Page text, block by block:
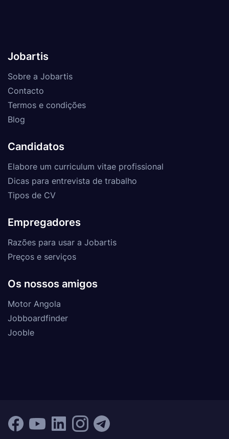
Jobartis
Sobre a Jobartis
Contacto
Termos e condições
Blog
Candidatos
Elabore um curriculum vitae profissional
Dicas para entrevista de trabalho
Tipos de CV
Empregadores
Razões para usar a Jobartis
Preços e serviços
Os nossos amigos
Motor Angola
Jobboardfinder
Jooble